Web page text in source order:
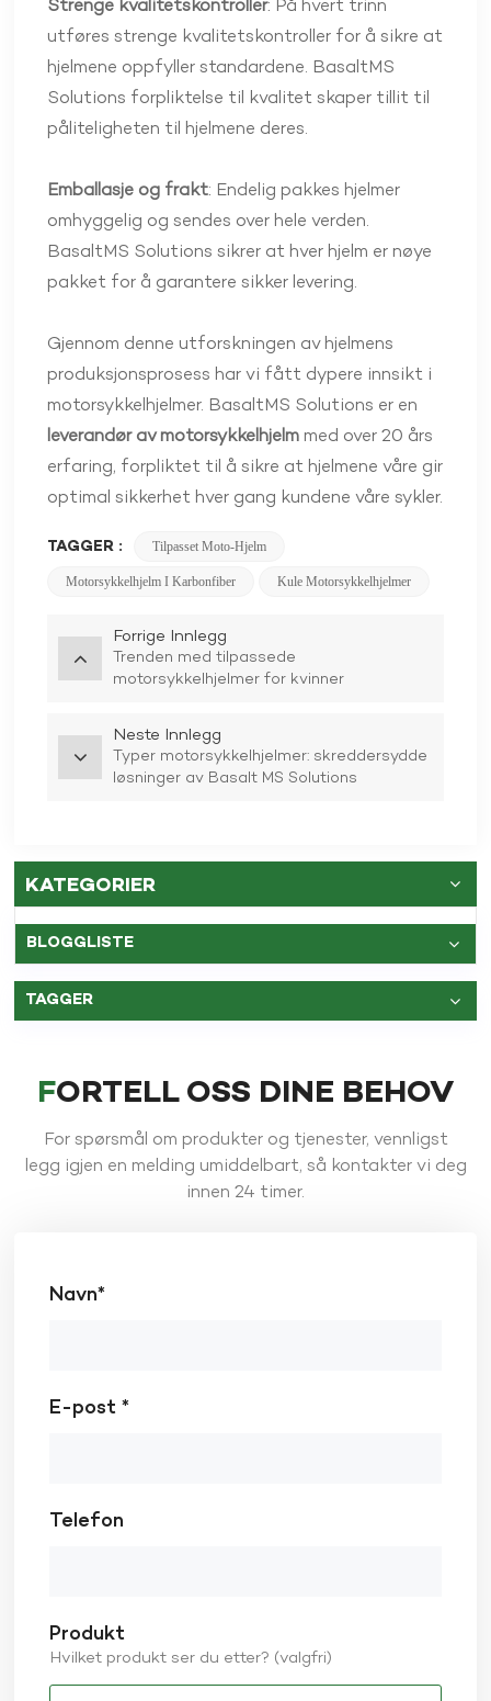
Strenge kvalitetskontroller: På hvert trinn
utføres strenge kvalitetskontroller for å sikre at
hjelmene oppfyller standardene. BasaltMS
Solutions forpliktelse til kvalitet skaper tillit til
påliteligheten til hjelmene deres.
Emballasje og frakt: Endelig pakkes hjelmer
omhyggelig og sendes over hele verden.
BasaltMS Solutions sikrer at hver hjelm er nøye
pakket for å garantere sikker levering.
Gjennom denne utforskningen av hjelmens
produksjonsprosess har vi fått dypere innsikt i
motorsykkelhjelmer. BasaltMS Solutions er en
leverandør av motorsykkelhjelm med over 20 års
erfaring, forpliktet til å sikre at hjelmene våre gir
optimal sikkerhet hver gang kundene våre sykler.
TAGGER : Tilpasset Moto-Hjelm
Motorsykkelhjelm I Karbonfiber Kule Motorsykkelhjelmer
Forrige Innlegg
Trenden med tilpassede
motorsykkelhjelmer for kvinner
Neste Innlegg
Typer motorsykkelhjelmer: skreddersydde
løsninger av Basalt MS Solutions
KATEGORIER
BLOGGLISTE
TAGGER
FORTELL OSS DINE BEHOV
For spørsmål om produkter og tjenester, vennligst
legg igjen en melding umiddelbart, så kontakter vi deg
innen 24 timer.
Navn*
E-post *
Telefon
Produkt
Hvilket produkt ser du etter? (valgfri)